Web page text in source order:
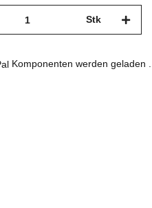
Stk
Komponenten werden geladen ...